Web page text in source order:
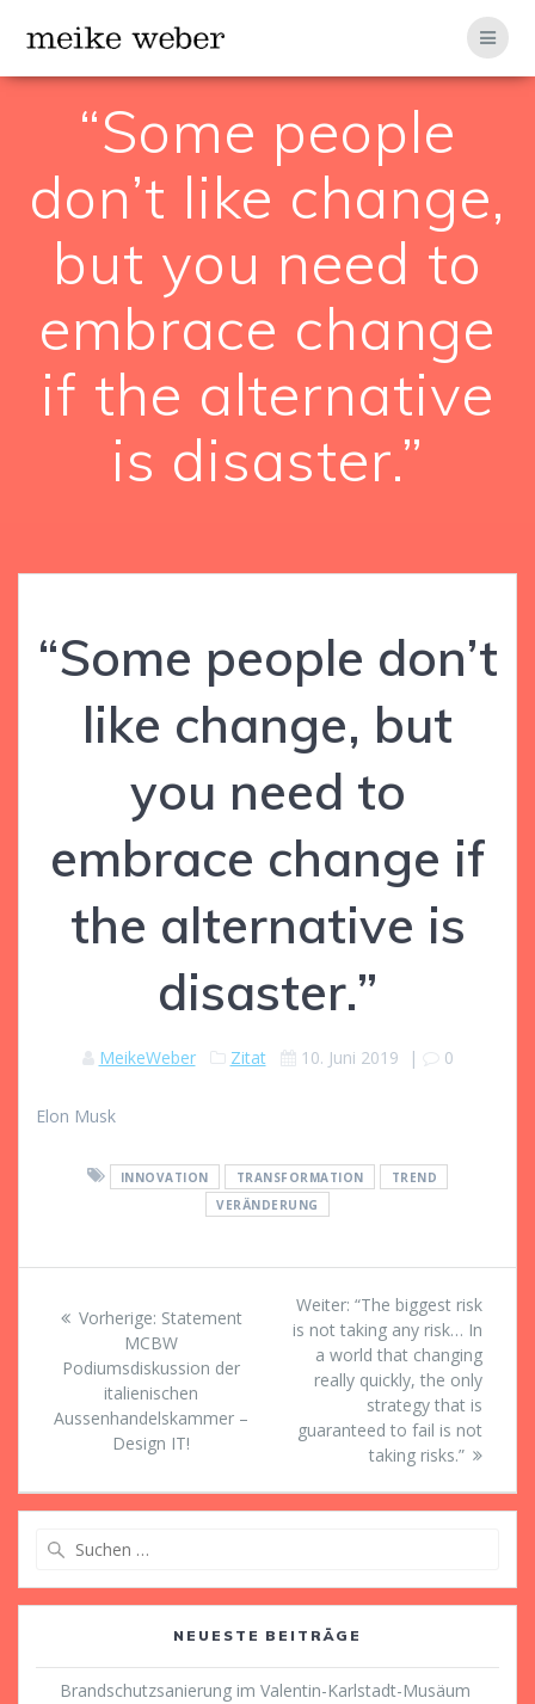
“Some people
don’t like change,
but you need to
embrace change
if the alternative
is disaster.”
“Some people don’t
like change, but
you need to
embrace change if
the alternative is
disaster.”
MeikeWeber Zitat 10. Juni 2019 | 0
Elon Musk
INNOVATION TRANSFORMATION
TREND
VERÄNDERUNG
Beitragsnavigation
Vorherige: Vorheriger
Beitrag:
Statement
MCBW
Podiumsdiskussion der
italienischen
Aussenhandelskammer –
Design IT!
Weiter: Nächster
Beitrag:
“The biggest risk
is not taking any risk… In
a world that changing
really quickly, the only
strategy that is
guaranteed to fail is not
taking risks.”
NEUESTE BEITRÄGE
Brandschutzsanierung im Valentin-Karlstadt-Musäum